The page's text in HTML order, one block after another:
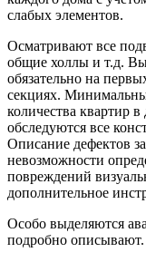
слабых элементов.
Осматривают все
общие холлы и т.д.
обязательно на
секциях.
количества квартир
обследуются все
Описание дефектов
невозможности
повреждений
дополнительное
Особо выделяются
подробно описывают.